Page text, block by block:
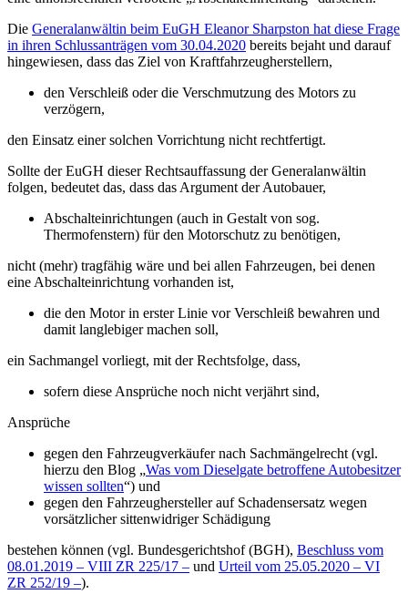
Die Generalanwältin beim EuGH Eleanor Sharpston hat diese Frage
in ihren Schlussanträgen vom 30.04.2020 bereits bejaht und darauf
hingewiesen, dass das Ziel von Kraftfahrzeugherstellern,
den Verschleiß oder die Verschmutzung des Motors zu
verzögern,
den Einsatz einer solchen Vorrichtung nicht rechtfertigt.
Sollte der EuGH dieser Rechtsauffassung der Generalanwältin
folgen, bedeutet das, dass das Argument der Autobauer,
Abschalteinrichtungen (auch in Gestalt von sog.
Thermofenstern) für den Motorschutz zu benötigen,
nicht (mehr) tragfähig wäre und bei allen Fahrzeugen, bei denen
eine Abschalteinrichtung vorhanden ist,
die den Motor in erster Linie vor Verschleiß bewahren und
damit langlebiger machen soll,
ein Sachmangel vorliegt, mit der Rechtsfolge, dass,
sofern diese Ansprüche noch nicht verjährt sind,
Ansprüche
gegen den Fahrzeugverkäufer nach Sachmängelrecht (vgl.
hierzu den Blog „Was vom Dieselgate betroffene Autobesitzer
wissen sollten“) und
gegen den Fahrzeughersteller auf Schadensersatz wegen
vorsätzlicher sittenwidriger Schädigung
bestehen können (vgl. Bundesgerichtshof (BGH), Beschluss vom
08.01.2019 – VIII ZR 225/17 – und Urteil vom 25.05.2020 – VI
ZR 252/19 –).